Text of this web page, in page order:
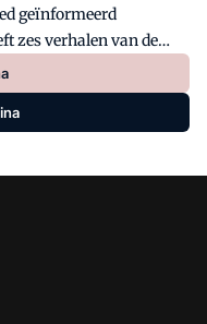
en oud-werknemers
(de prestaties van)
toekomstperspectief
moet de reflex
goedkoopste
fatale spagaat die
geïnformeerd
zes verhalen van de
die je nu kunt lezen.